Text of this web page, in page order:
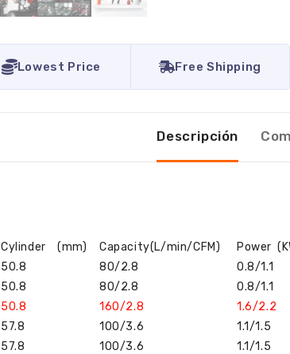
Lowest Price Free Shipping
Descripción
Cylinder (mm) Capacity(L/min/CFM) Power
50.8 80/2.8 0.8/1.1
50.8 80/2.8 0.8/1.1
50.8 160/2.8 1.6/2.2
57.8 100/3.6 1.1/1.5
57.8 100/3.6 1.1/1.5